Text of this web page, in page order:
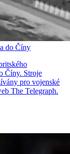
do Číny
Číny. Stroje
pro vojenské
The Telegraph.